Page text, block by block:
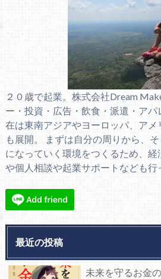
２０歳で起業。株式会社Dream
ー・投資・広告・飲食・派遣・アパ
在は東南アジアやヨーロッパ、ア
も展開。 まずは自分の周りから、
になっていく環境をつくるため、
や個人相談や起業サポートなども行
最近の投稿
未来を守るお金